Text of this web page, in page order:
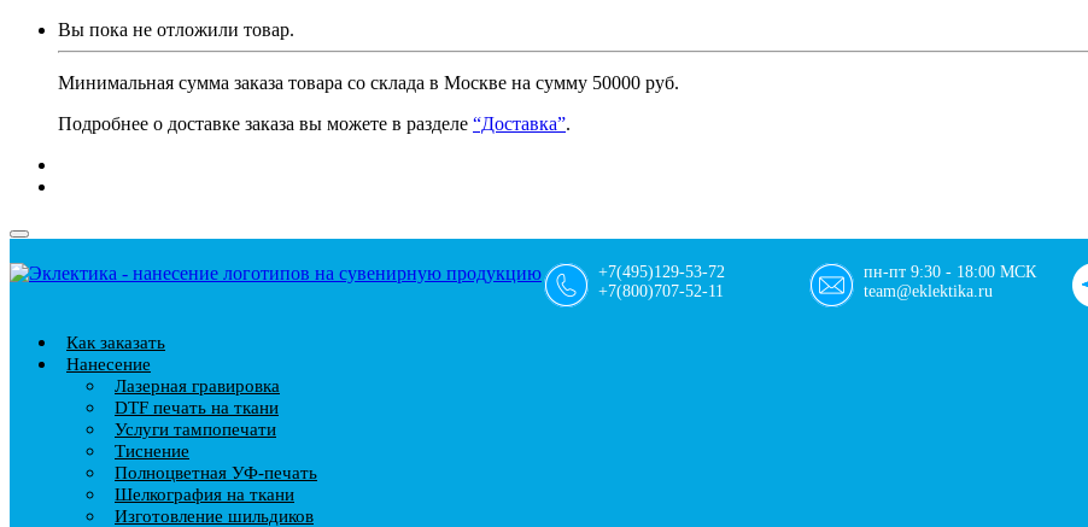
Вы пока не отложили товар.
Минимальная сумма заказа товара со склада в Москве на сумму 50000 руб.
Подробнее о доставке заказа вы можете в разделе “Доставка”.
+7(495)129-53-72
+7(800)707-52-11
пн-пт 9:30 - 18:00 МСК
team@eklektika.ru
Как заказать
Нанесение
Лазерная гравировка
DTF печать на ткани
Услуги тампопечати
Тиснение
Полноцветная УФ-печать
Шелкография на ткани
Изготовление шильдиков